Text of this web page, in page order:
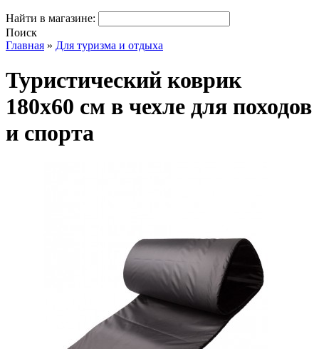
Найти в магазине:
Поиск
Главная » Для туризма и отдыха
Туристический коврик
180х60 см в чехле для походов
и спорта